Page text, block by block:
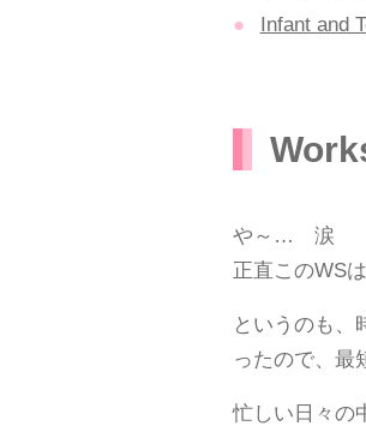
Infant and
や～… 涙
正直このWS
というのも、
ったので、最
忙しい日々の